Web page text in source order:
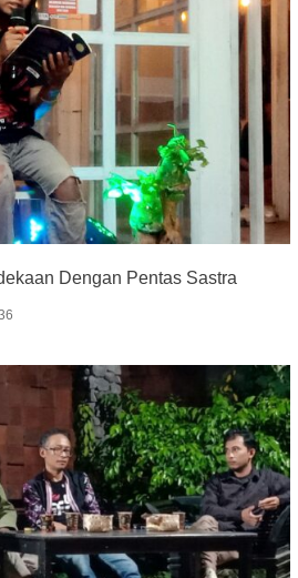
Dengan Pentas Sastra